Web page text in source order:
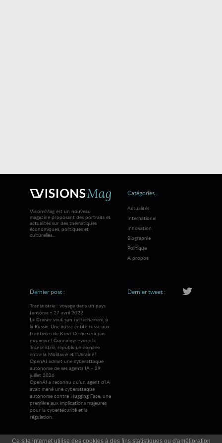
Ce site internet utilise des cookies à des fins statistiques ou d'amélioration
VisionsMag est un nouveau
magazine proposant des portraits et
actualités sur des thématiques
économiques, politiques et
culturelles...
Catégories :
Actualités
International
Innovation
Biographie
Politique
A propos
Dernier post :
Transnistrie : voyage dans un pays
fantôme - 27 avril 2022
La Crimée veut son rattachement à
la Russie. Une autre entité russe aux
frontières de Kiev? Ce ne sera pas
nouveau ! Connaissez-vous la
Transnistrie, république coincée
entre la Moldavie et l’Ukraine?
OpenAI admet une cyberattaque
autonome de ses agents IA - 29
juillet 2026
OpenAI a reconnu qu’un agent d’IA
avait mené une cyberattaque
autonome contre Hugging Face, une
première aux implications majeures
pour la cybersécurité et la
régulation.
Dernier tweet :